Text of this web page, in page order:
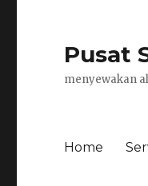
Pusat
menyewakan
Home